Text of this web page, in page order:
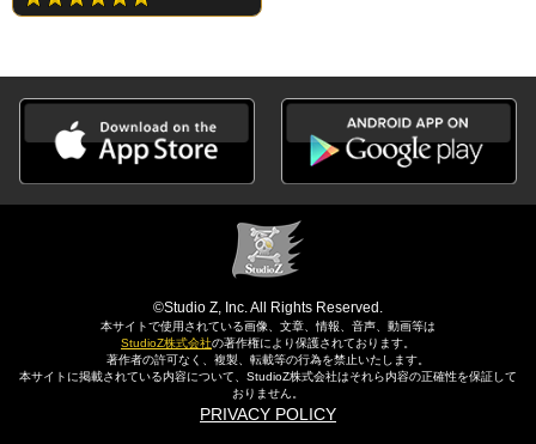
©Studio Z, Inc. All Rights Reserved.
本サイトで使用されている画像、文章、情報、音声、動画等は
StudioZ株式会社の著作権により保護されております。
著作者の許可なく、複製、転載等の行為を禁止いたします。
本サイトに掲載されている内容について、StudioZ株式会社はそれら内容の正確性を保証して
おりません。
PRIVACY POLICY